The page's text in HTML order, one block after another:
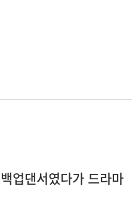
업댄서였다가 드라마